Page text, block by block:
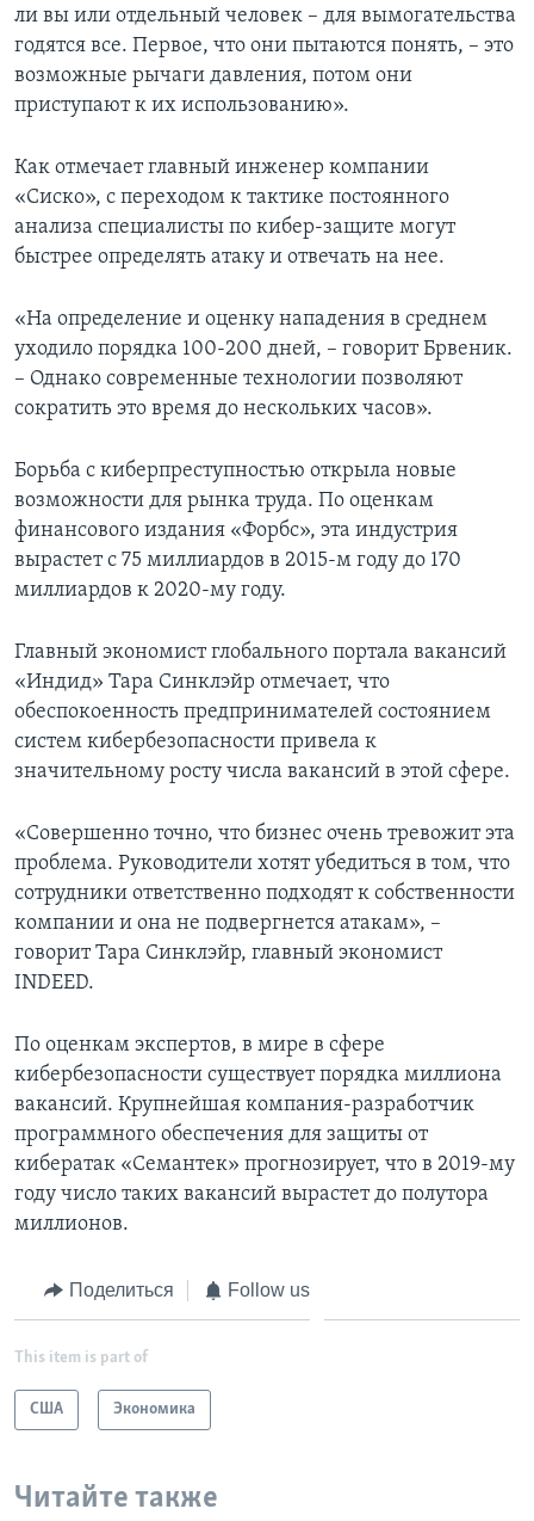
ли вы или отдельный человек – для вымогательства
годятся все. Первое, что они пытаются понять, – это
возможные рычаги давления, потом они
приступают к их использованию».
Как отмечает главный инженер компании
«Сиско», с переходом к тактике постоянного
анализа специалисты по кибер-защите могут
быстрее определять атаку и отвечать на нее.
«На определение и оценку нападения в среднем
уходило порядка 100-200 дней, – говорит Брвеник.
– Однако современные технологии позволяют
сократить это время до нескольких часов».
Борьба с киберпреступностью открыла новые
возможности для рынка труда. По оценкам
финансового издания «Форбс», эта индустрия
вырастет с 75 миллиардов в 2015-м году до 170
миллиардов к 2020-му году.
Главный экономист глобального портала вакансий
«Индид» Тара Синклэйр отмечает, что
обеспокоенность предпринимателей состоянием
систем кибербезопасности привела к
значительному росту числа вакансий в этой сфере.
«Совершенно точно, что бизнес очень тревожит эта
проблема. Руководители хотят убедиться в том, что
сотрудники ответственно подходят к собственности
компании и она не подвергнется атакам», –
говорит Тара Синклэйр, главный экономист
INDEED.
По оценкам экспертов, в мире в сфере
кибербезопасности существует порядка миллиона
вакансий. Крупнейшая компания-разработчик
программного обеспечения для защиты от
кибератак «Семантек» прогнозирует, что в 2019-му
году число таких вакансий вырастет до полутора
миллионов.
Поделиться Follow us
This item is part of
США Экономика
Читайте также